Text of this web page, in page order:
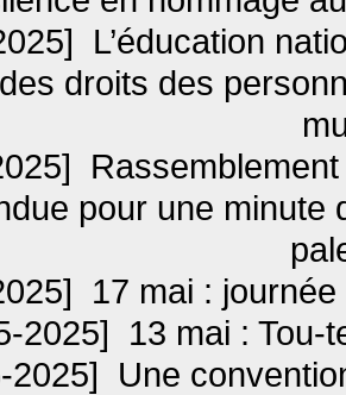
L’éducation
droits des
pour une minute
17 mai :
2025]
13 mai : Tou-
2025]
Une